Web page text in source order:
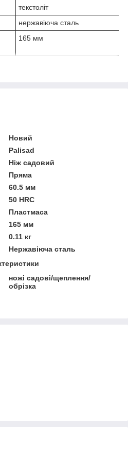
текстоліт
нержавіюча сталь
165 мм
Новий
Palisad
Ніж садовий
Пряма
60.5 мм
50 HRC
Пластмаса
165 мм
0.11 кг
Нержавіюча сталь
ножі садові/щеплення/
обрізка